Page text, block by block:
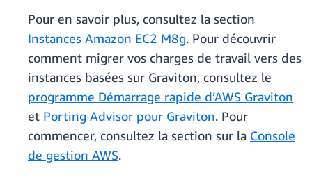
Pour en savoir plus, consultez la section
Instances Amazon EC2 M8g. Pour découvrir
comment migrer vos charges de travail vers des
instances basées sur Graviton, consultez le
programme Démarrage rapide d’AWS Graviton
et Porting Advisor pour Graviton. Pour
commencer, consultez la section sur la Console
de gestion AWS.